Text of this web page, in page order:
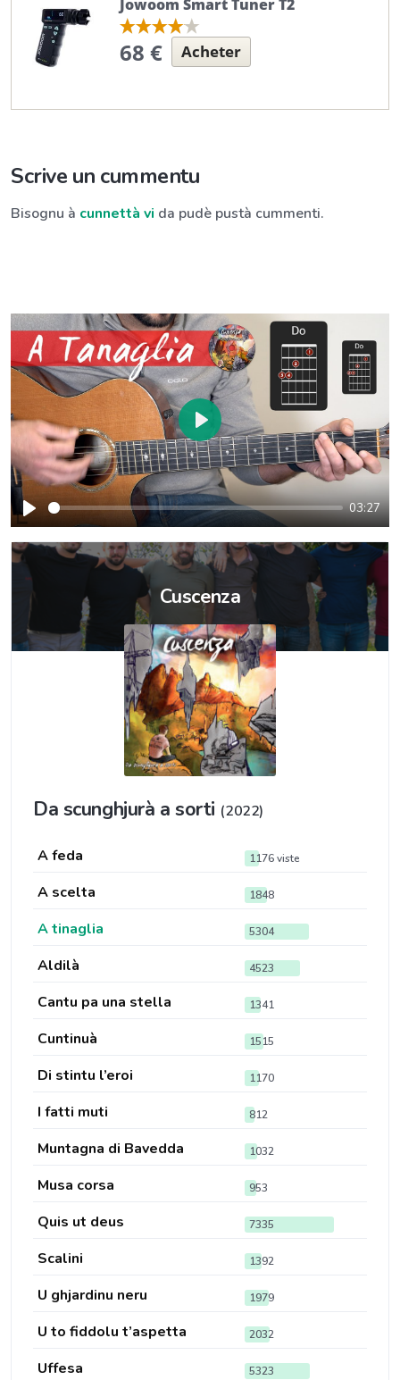
Jowoom Smart Tuner T2
68 € Acheter
Scrive un cummentu
Bisognu à cunnettà vi da pudè pustà cummenti.
Play
03:27
Play
Cuscenza
Da scunghjurà a sorti (2022)
A feda 1176 viste
A scelta 1848
A tinaglia 5304
Aldilà 4523
Cantu pa una stella 1341
Cuntinuà 1515
Di stintu l’eroi 1170
I fatti muti 812
Muntagna di Bavedda 1032
Musa corsa 953
Quis ut deus 7335
Scalini 1392
U ghjardinu neru 1979
U to fiddolu t’aspetta 2032
Uffesa 5323